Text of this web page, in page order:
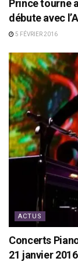
Prince tourne
débute avec
5 FÉVRIER 2016
ACTUS
Concerts
21 janvier 2016